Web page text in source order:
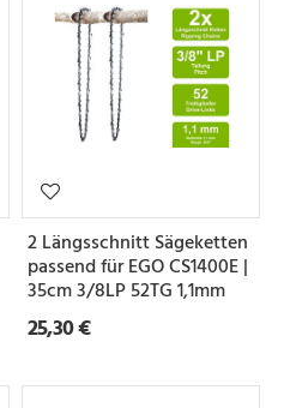
2 Längsschnitt Sägeketten
passend für EGO CS1400E |
35cm 3/8LP 52TG 1,1mm
25,30 €